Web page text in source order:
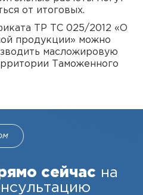
от итоговых.
ТР ТС 025/2012 «О
продукции» можно
масложировую
Таможенного
сейчас на